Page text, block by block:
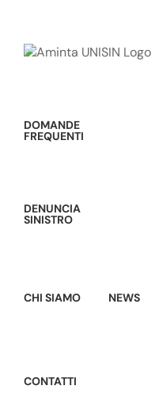
contenuto
DOMANDE
FREQUENTI
DENUNCIA
SINISTRO
CHI SIAMO NEWS
CONTATTI